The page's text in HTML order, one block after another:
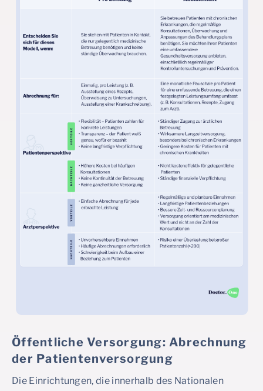
Öffentliche Versorgung: Abrechnung
der Patientenversorgung
Die Einrichtungen, die innerhalb des Nationalen